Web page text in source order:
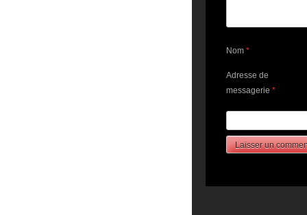
Nom *
Adresse de
messagerie *